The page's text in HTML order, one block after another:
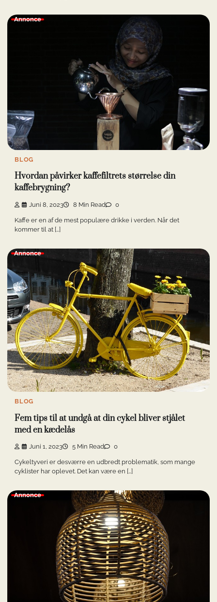
Annonce
BLOG
Hvordan påvirker kaffefiltrets størrelse din
kaffebrygning?
Juni 8, 2023 8 Min Read 0
Kaffe er en af de mest populære drikke i verden. Når det
kommer til at […]
Annonce
BLOG
Fem tips til at undgå at din cykel bliver stjålet
med en kædelås
Juni 1, 2023 5 Min Read 0
Cykeltyveri er desværre en udbredt problematik, som mange
cyklister har oplevet. Det kan være en […]
Annonce